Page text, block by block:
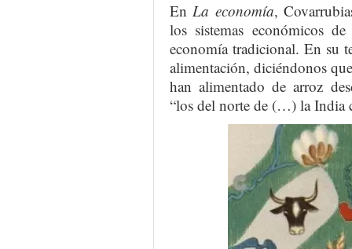
En La economía,
los sistemas económicos
economía tradicional. En su
alimentación, diciéndonos
han alimentado de arroz
“los del norte de (…) la India